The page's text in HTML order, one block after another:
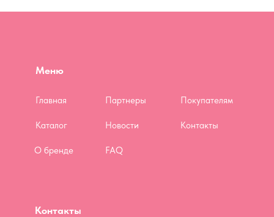
Меню
Главная
Каталог
О бренде
Партнеры
Новости Контакты
Покупателям
Контакты
FAQ